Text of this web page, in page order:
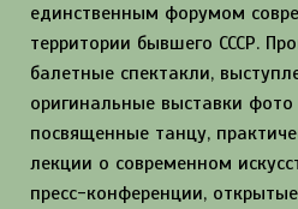
единственным форумом
территории бывшего СССР.
балетные спектакли,
оригинальные выставки
посвященные танцу,
лекции о современном
пресс-конференции,